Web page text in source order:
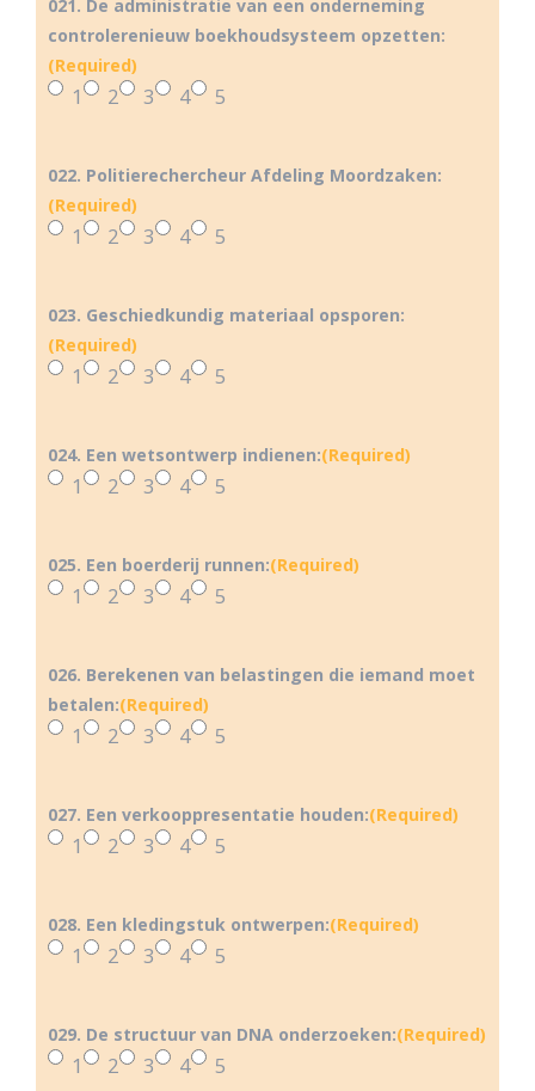
021. De administratie van een onderneming
controlerenieuw boekhoudsysteem opzetten:
(Required)
1 2 3 4 5
022. Politierechercheur Afdeling Moordzaken:
(Required)
1 2 3 4 5
023. Geschiedkundig materiaal opsporen:
(Required)
1 2 3 4 5
024. Een wetsontwerp indienen:(Required)
1 2 3 4 5
025. Een boerderij runnen:(Required)
1 2 3 4 5
026. Berekenen van belastingen die iemand moet
betalen:(Required)
1 2 3 4 5
027. Een verkooppresentatie houden:(Required)
1 2 3 4 5
028. Een kledingstuk ontwerpen:(Required)
1 2 3 4 5
029. De structuur van DNA onderzoeken:(Required)
1 2 3 4 5